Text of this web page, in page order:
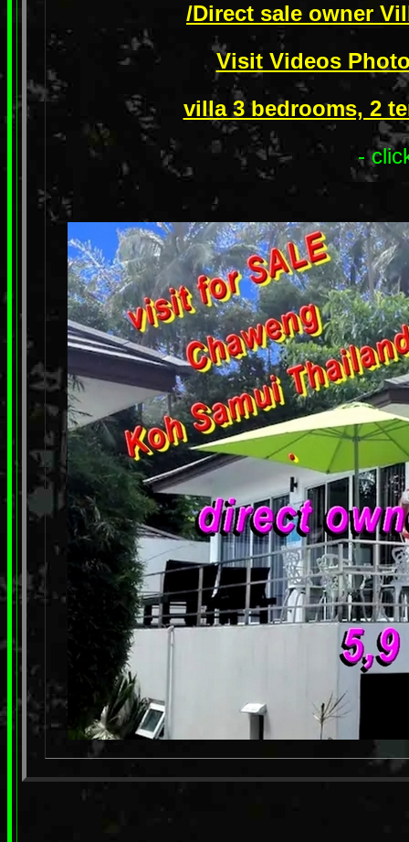
/Direct sale owner
Visit Videos
villa 3 bedrooms, 2
-